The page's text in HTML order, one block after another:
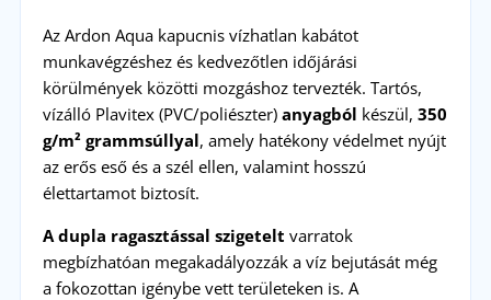
Az Ardon Aqua kapucnis vízhatlan kabátot
munkavégzéshez és kedvezőtlen időjárási
körülmények közötti mozgáshoz tervezték. Tartós,
vízálló Plavitex (PVC/poliészter) anyagból készül, 350
g/m² grammsúllyal, amely hatékony védelmet nyújt
az erős eső és a szél ellen, valamint hosszú
élettartamot biztosít.
A dupla ragasztással szigetelt varratok
megbízhatóan megakadályozzák a víz bejutását még
a fokozottan igénybe vett területeken is. A